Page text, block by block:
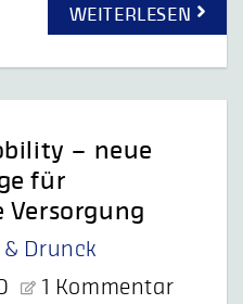
WEITERLESEN
– neue
für
Versorgung
Drunck
1 Kommentar